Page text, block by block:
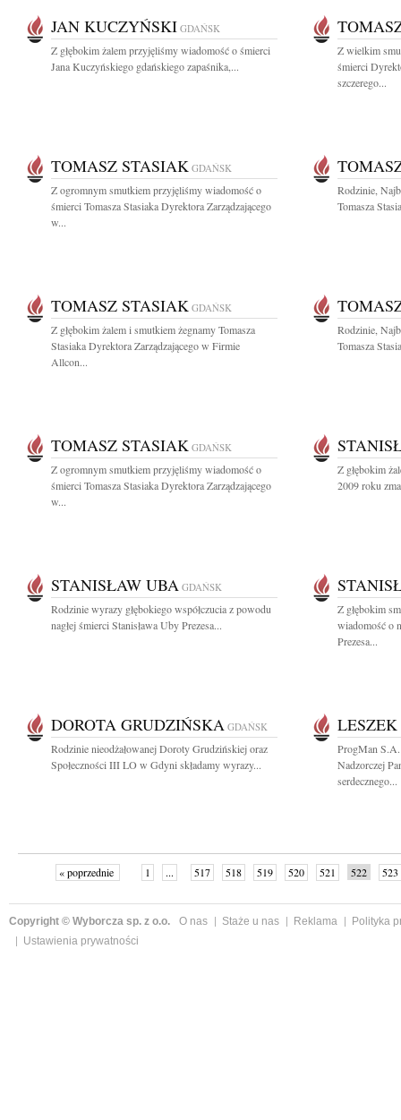
JAN KUCZYŃSKI GDAŃSK
Z głębokim żalem przyjęliśmy wiadomość o śmierci
Jana Kuczyńskiego gdańskiego zapaśnika,...
Z wielkim
śmierci
szczerego...
TOMASZ STASIAK GDAŃSK
Z ogromnym smutkiem przyjęliśmy wiadomość o
śmierci Tomasza Stasiaka Dyrektora Zarządzającego
w...
Rodzinie,
Tomasza
TOMASZ STASIAK GDAŃSK
Z głębokim żalem i smutkiem żegnamy Tomasza
Stasiaka Dyrektora Zarządzającego w Firmie
Allcon...
Rodzinie,
Tomasza
TOMASZ STASIAK GDAŃSK
Z ogromnym smutkiem przyjęliśmy wiadomość o
śmierci Tomasza Stasiaka Dyrektora Zarządzającego
w...
Z głębokim
2009 roku
STANISŁAW UBA GDAŃSK
Rodzinie wyrazy głębokiego współczucia z powodu
nagłej śmierci Stanisława Uby Prezesa...
Z głębokim
wiadomość o
Prezesa...
DOROTA GRUDZIŃSKA GDAŃSK
Rodzinie nieodżałowanej Doroty Grudzińskiej oraz
Społeczności III LO w Gdyni składamy wyrazy...
ProgMan S.A.
Nadzorczej
serdecznego...
« poprzednie 1 ... 517 518 519 520 521 522 523
Copyright © Wyborcza sp. z o.o. O nas Staże u nas Reklama
Polityka
Ustawienia prywatności